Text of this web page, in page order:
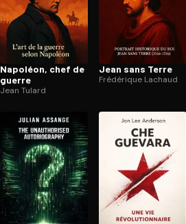
Napoléon, chef de
guerre
Jean Tulard
Jean sans Terre
Frédérique Lachaud